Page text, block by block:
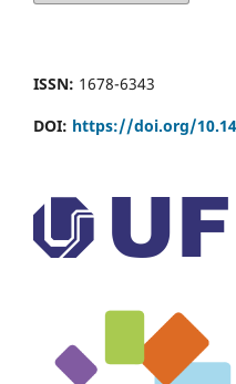
ISSN: 1678-6343
DOI: https://doi.org/